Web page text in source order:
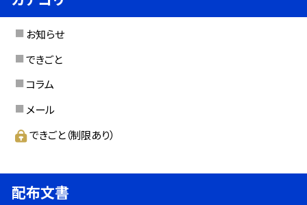
お知らせ
できごと
コラム
メール
できごと（制限あり）
配布文書